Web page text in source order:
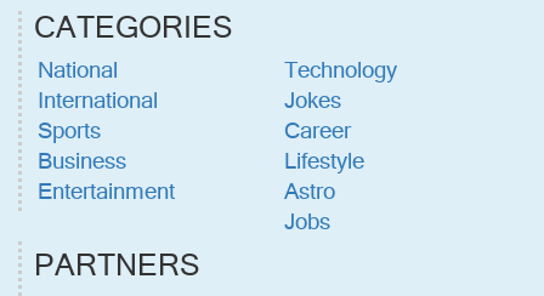
CATEGORIES
National
International
Sports
Business
Entertainment
Technology
Jokes
Career
Lifestyle
Astro
Jobs
PARTNERS